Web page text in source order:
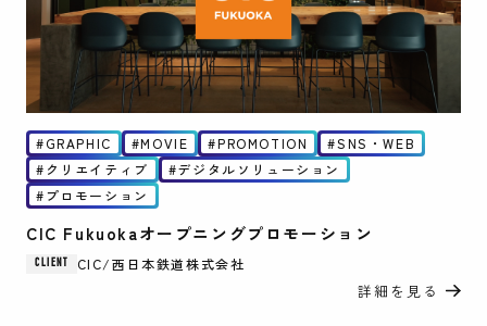
GRAPHIC MOVIE PROMOTION
SNS・WEB
クリエイティブ
デジタルソリューション
プロモーション
CIC Fukuokaオープニングプロモーション
CLIENT CIC/西日本鉄道株式会社
詳細を見る